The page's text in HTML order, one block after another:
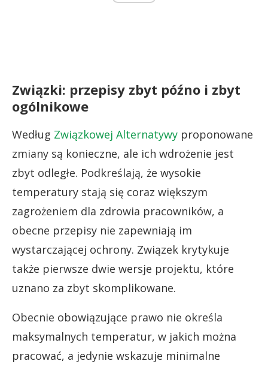
Związki: przepisy zbyt późno i zbyt
ogólnikowe
Według Związkowej Alternatywy proponowane
zmiany są konieczne, ale ich wdrożenie jest
zbyt odległe. Podkreślają, że wysokie
temperatury stają się coraz większym
zagrożeniem dla zdrowia pracowników, a
obecne przepisy nie zapewniają im
wystarczającej ochrony. Związek krytykuje
także pierwsze dwie wersje projektu, które
uznano za zbyt skomplikowane.
Obecnie obowiązujące prawo nie określa
maksymalnych temperatur, w jakich można
pracować, a jedynie wskazuje minimalne